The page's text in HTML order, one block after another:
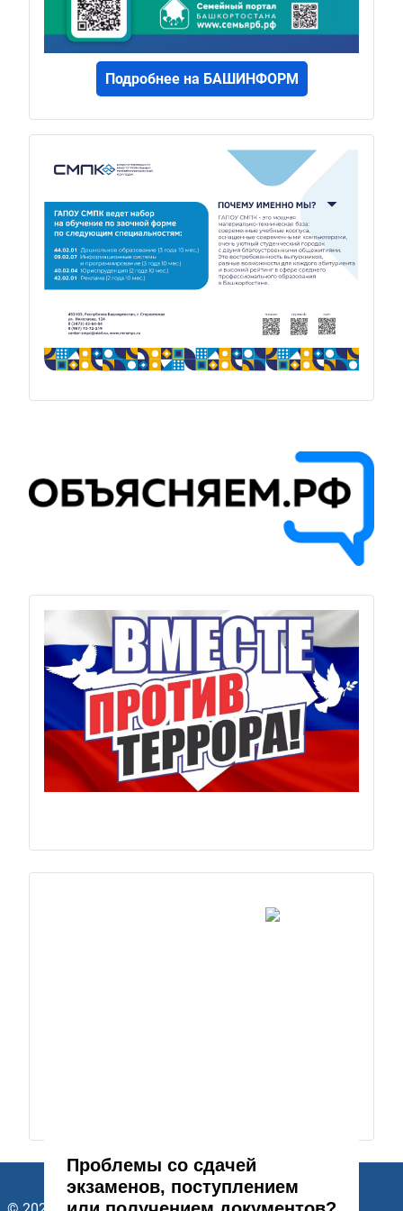
Подробнее на БАШИНФОРМ
Previous Next
Проблемы со сдачей
экзаменов, поступлением